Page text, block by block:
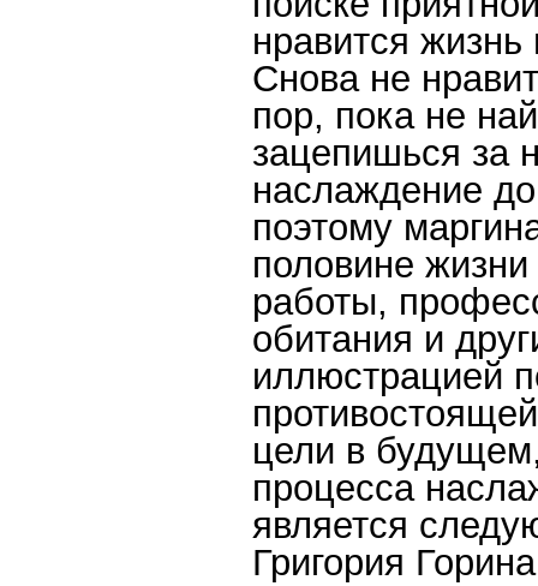
нравится
Снова не
пор, пока не
зацепишься за
наслаждение
поэтому
половине
работы,
обитания и
иллюстрацией
цели в
процесса
является
Григория